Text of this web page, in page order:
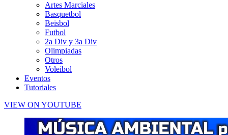
Artes Marciales
Basquetbol
Beisbol
Futbol
2a Div y 3a Div
Olimpiadas
Otros
Voleibol
Eventos
Tutoriales
VIEW ON YOUTUBE